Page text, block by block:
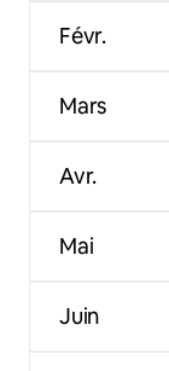
Févr.
Mars
Avr.
Mai
Juin